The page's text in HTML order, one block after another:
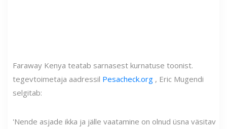
Faraway Kenya teatab sarnasest kurnatuse toonist.
tegevtoimetaja aadressil Pesacheck.org , Eric Mugendi
selgitab:
'Nende asjade ikka ja jälle vaatamine on olnud üsna väsitav